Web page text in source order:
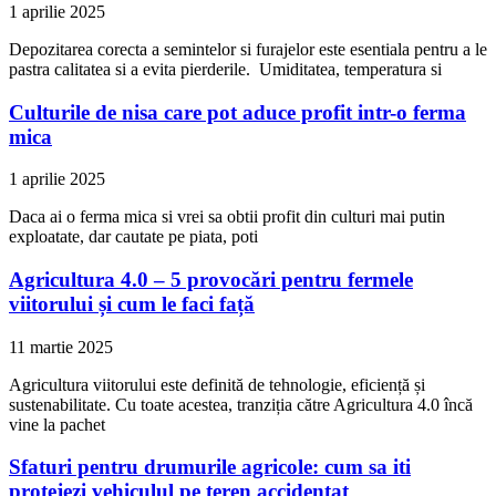
1 aprilie 2025
Depozitarea corecta a semintelor si furajelor este esentiala pentru a le
pastra calitatea si a evita pierderile. Umiditatea, temperatura si
Culturile de nisa care pot aduce profit intr-o ferma
mica
1 aprilie 2025
Daca ai o ferma mica si vrei sa obtii profit din culturi mai putin
exploatate, dar cautate pe piata, poti
Agricultura 4.0 – 5 provocări pentru fermele
viitorului și cum le faci față
11 martie 2025
Agricultura viitorului este definită de tehnologie, eficiență și
sustenabilitate. Cu toate acestea, tranziția către Agricultura 4.0 încă
vine la pachet
Sfaturi pentru drumurile agricole: cum sa iti